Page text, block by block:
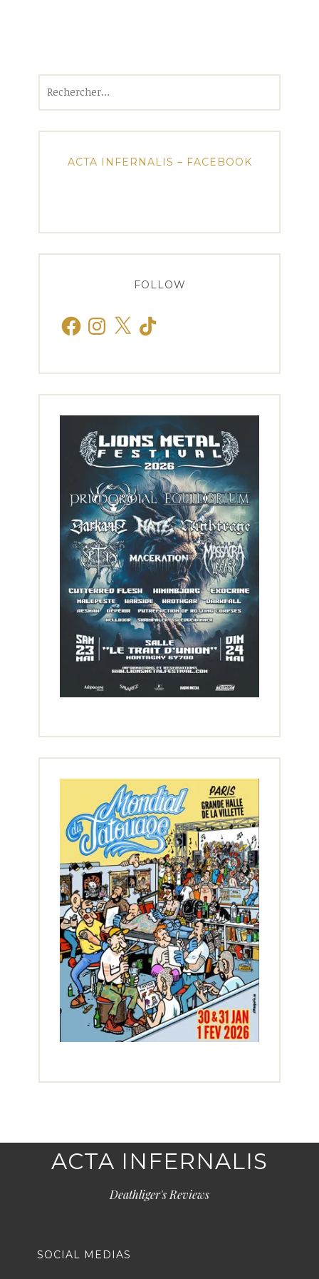
ACTA INFERNALIS – FACEBOOK
FOLLOW
FacebookInstagram
X TikTok
ACTA INFERNALIS
Deathliger's Reviews
SOCIAL MEDIAS